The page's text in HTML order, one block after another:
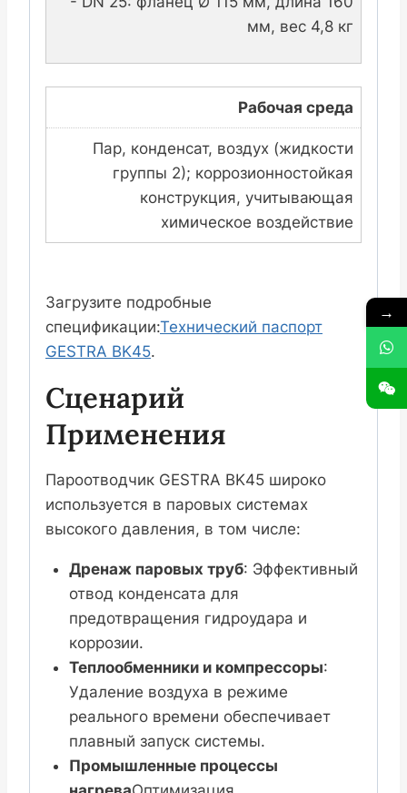
мм, вес 4,8 кг
Рабочая среда
Пар, конденсат, воздух (жидкости
группы 2); коррозионностойкая
конструкция, учитывающая
химическое воздействие
Загрузите подробные
спецификации:Технический паспорт
GESTRA BK45.
Сценарий
Применения
Пароотводчик GESTRA BK45 широко
используется в паровых системах
высокого давления, в том числе:
Дренаж паровых труб: Эффективный
отвод конденсата для
предотвращения гидроудара и
коррозии.
Теплообменники и компрессоры:
Удаление воздуха в режиме
реального времени обеспечивает
плавный запуск системы.
Промышленные процессы
→